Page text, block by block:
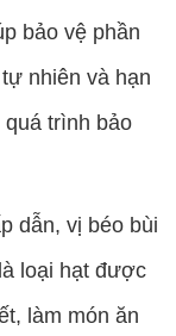
bảo vệ phần
nhiên và hạn
trình bảo
dẫn, vị béo bùi
loại hạt được
làm món ăn